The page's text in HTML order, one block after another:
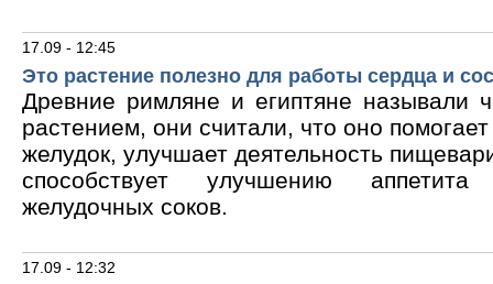
17.09 - 12:45
Это растение полезно для работы сердца и
Древние римляне и египтяне называли
растением, они считали, что оно
желудок, улучшает деятельность
способствует улучшению
желудочных соков.
17.09 - 12:32